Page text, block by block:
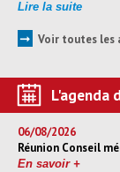
Lire la suite
➞ Voir toutes les
L'agenda
06/08/2026
Réunion Conseil
En savoir +